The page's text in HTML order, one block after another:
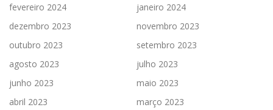
fevereiro 2024
janeiro 2024
dezembro 2023
novembro 2023
outubro 2023
setembro 2023
agosto 2023
julho 2023
junho 2023
maio 2023
abril 2023
março 2023